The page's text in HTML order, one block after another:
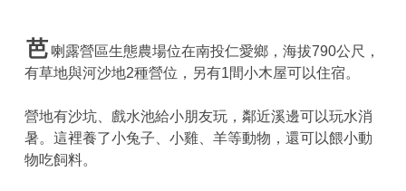
芭 喇露營區生態農場位在南投仁愛鄉，海拔790公尺，
有草地與河沙地2種營位，另有1間小木屋可以住宿。
營地有沙坑、戲水池給小朋友玩，鄰近溪邊可以玩水消
暑。這裡養了小兔子、小雞、羊等動物，還可以餵小動
物吃飼料。